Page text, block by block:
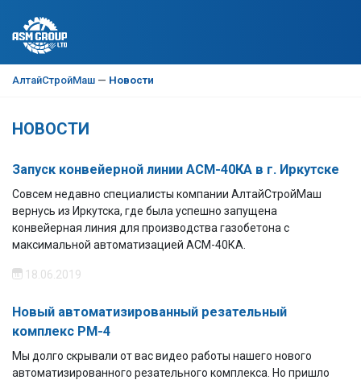
АлтайСтройМаш — Новости
НОВОСТИ
Запуск конвейерной линии АСМ-40КА в г. Иркутске
Совсем недавно специалисты компании АлтайСтройМаш
вернусь из Иркутска, где была успешно запущена
конвейерная линия для производства газобетона с
максимальной автоматизацией АСМ-40КА.
18.06.2019
Новый автоматизированный резательный
комплекс РМ-4
Мы долго скрывали от вас видео работы нашего нового
автоматизированного резательного комплекса. Но пришло